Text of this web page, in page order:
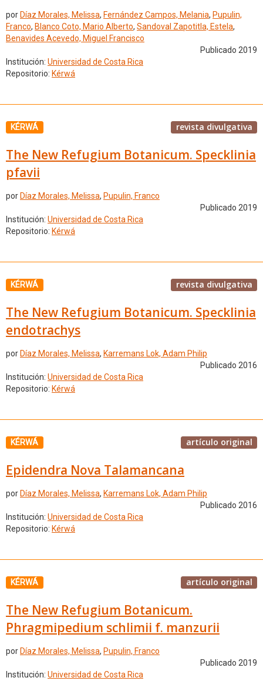
por Díaz Morales, Melissa, Fernández Campos, Melania, Pupulin,
Franco, Blanco Coto, Mario Alberto, Sandoval Zapotitla, Estela,
Benavides Acevedo, Miguel Francisco
Publicado 2019
Institución: Universidad de Costa Rica
Repositorio: Kérwá
KÉRWÁ revista divulgativa
The New Refugium Botanicum. Specklinia
pfavii
por Díaz Morales, Melissa, Pupulin, Franco
Publicado 2019
Institución: Universidad de Costa Rica
Repositorio: Kérwá
KÉRWÁ revista divulgativa
The New Refugium Botanicum. Specklinia
endotrachys
por Díaz Morales, Melissa, Karremans Lok, Adam Philip
Publicado 2016
Institución: Universidad de Costa Rica
Repositorio: Kérwá
KÉRWÁ artículo original
Epidendra Nova Talamancana
por Díaz Morales, Melissa, Karremans Lok, Adam Philip
Publicado 2016
Institución: Universidad de Costa Rica
Repositorio: Kérwá
KÉRWÁ artículo original
The New Refugium Botanicum.
Phragmipedium schlimii f. manzurii
por Díaz Morales, Melissa, Pupulin, Franco
Publicado 2019
Institución: Universidad de Costa Rica